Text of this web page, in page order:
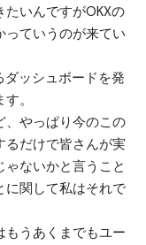
いんですがOKXの
っていうのが来てい
ッシュボードを発
。
、やっぱり今のこの
だけで皆さんが実
ないかと言うこと
に関して私はそれで
もうあくまでもユー